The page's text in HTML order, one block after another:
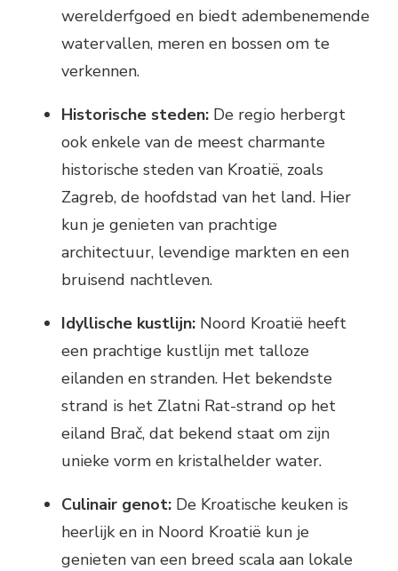
werelderfgoed en biedt adembenemende
watervallen, meren en bossen om te
verkennen.
Historische steden: De regio herbergt
ook enkele van de meest charmante
historische steden van Kroatië, zoals
Zagreb, de hoofdstad van het land. Hier
kun je genieten van prachtige
architectuur, levendige markten en een
bruisend nachtleven.
Idyllische kustlijn: Noord Kroatië heeft
een prachtige kustlijn met talloze
eilanden en stranden. Het bekendste
strand is het Zlatni Rat-strand op het
eiland Brač, dat bekend staat om zijn
unieke vorm en kristalhelder water.
Culinair genot: De Kroatische keuken is
heerlijk en in Noord Kroatië kun je
genieten van een breed scala aan lokale